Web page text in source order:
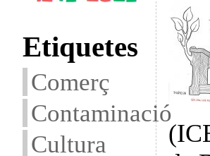
Etiquetes
Comerç
Contaminació
Cultura